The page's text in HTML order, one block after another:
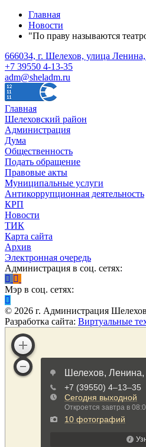
Главная
Новости
"По праву называются
666034, г. Шелехов, улица
+7 39550 4-13-35
adm@sheladm.ru
Главная
Шелеховский район
Администрация
Дума
Общественность
Подать обращение
Правовые акты
Муниципальные услуги
Антикоррупционная деятельность
КРП
Новости
ТИК
Карта сайта
Архив
Электронная очередь
Администрация в соц. сетях:
Мэр в соц. сетях:
© 2026 г. Администрация
Разработка сайта: Виртуальные